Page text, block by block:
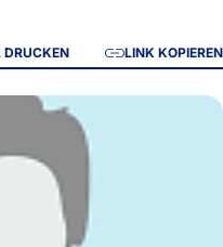
DRUCKEN LINK KOPIEREN